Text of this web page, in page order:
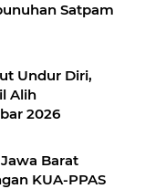
Satpam
Undur Diri,
Alih
2026
Barat
KUA-PPAS